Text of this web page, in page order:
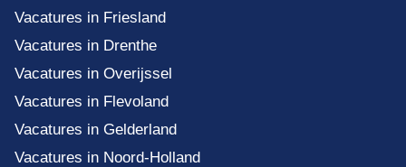
Vacatures in Friesland
Vacatures in Drenthe
Vacatures in Overijssel
Vacatures in Flevoland
Vacatures in Gelderland
Vacatures in Noord-Holland